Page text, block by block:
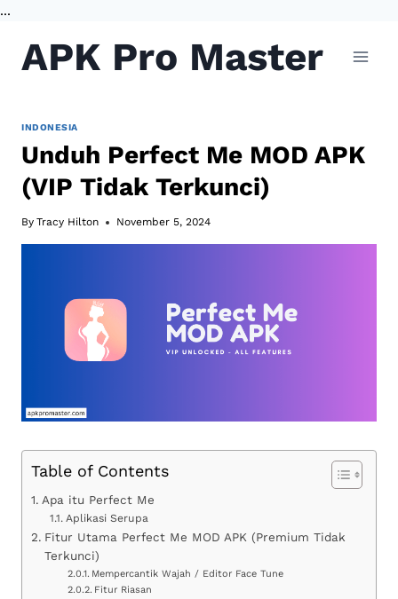
...
content
APK Pro Master
INDONESIA
Unduh Perfect Me MOD APK
(VIP Tidak Terkunci)
By Tracy Hilton November 5, 2024
Table of Contents
Apa itu Perfect Me
Aplikasi Serupa
Fitur Utama Perfect Me MOD APK (Premium Tidak
Terkunci)
Mempercantik Wajah / Editor Face Tune
Fitur Riasan